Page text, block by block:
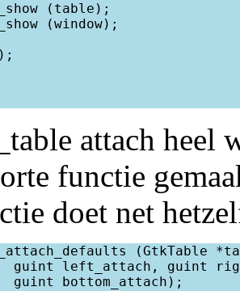
(table);
(window);
attach heel
functie
doet net
(GtkTable
guint left_attach, guint
guint bottom_attach);